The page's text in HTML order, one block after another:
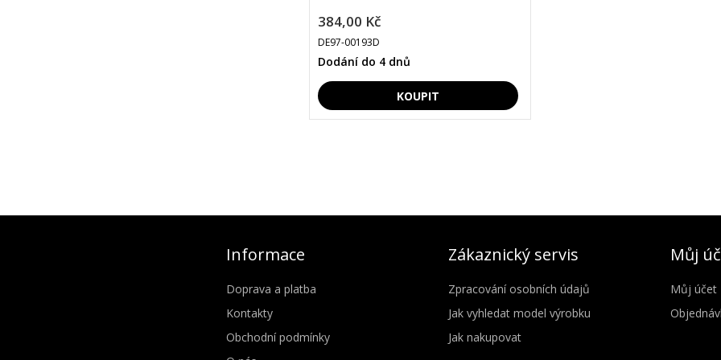
384,00 Kč
DE97-00193D
Dodání do 4 dnů
Informace
Doprava a platba
Kontakty
Obchodní podmínky
Zákaznický servis
Zpracování osobních údajů
Jak vyhledat model výrobku
Jak nakupovat
Můj
Můj účet